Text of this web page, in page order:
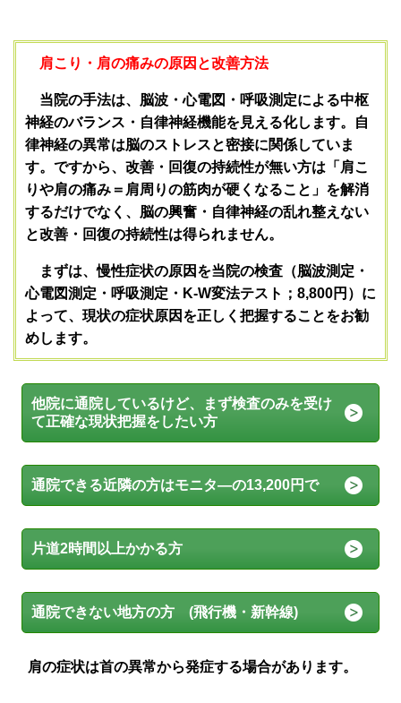
肩こり・肩の痛みの原因と改善方法
当院の手法は、脳波・心電図・呼吸測定による中枢
神経のバランス・自律神経機能を見える化します。自
律神経の異常は脳のストレスと密接に関係していま
す。ですから、改善・回復の持続性が無い方は「肩こ
りや肩の痛み＝肩周りの筋肉が硬くなること」を解消
するだけでなく、脳の興奮・自律神経の乱れ整えない
と改善・回復の持続性は得られません。
まずは、慢性症状の原因を当院の検査（脳波測定・
心電図測定・呼吸測定・K-W変法テスト；8,800円）に
よって、現状の症状原因を正しく把握することをお勧
めします。
他院に通院しているけど、まず検査のみを受け
て正確な現状把握をしたい方
通院できる近隣の方はモニタ―の13,200円で
片道2時間以上かかる方
通院できない地方の方 (飛行機・新幹線)
肩の症状は首の異常から発症する場合があります。